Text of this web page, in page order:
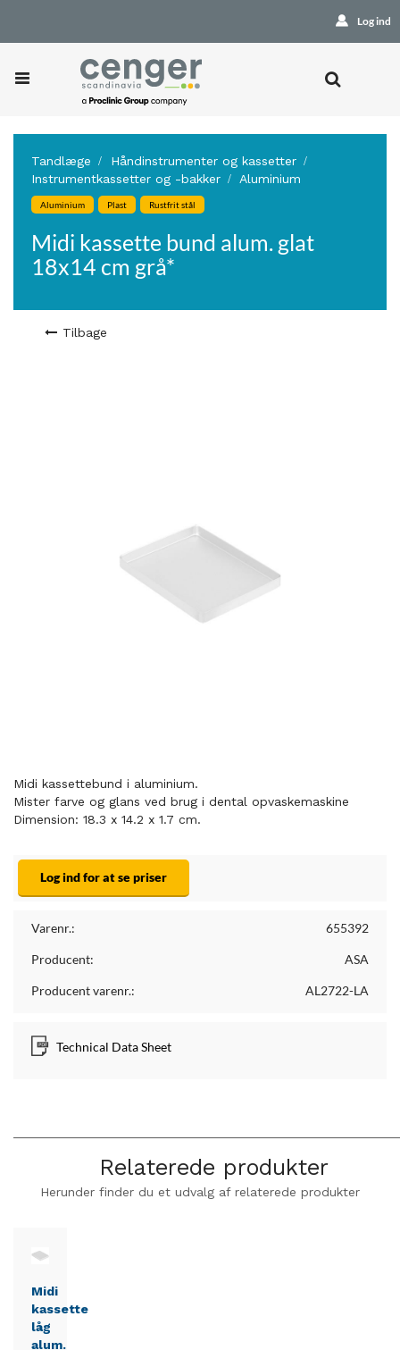
Log ind
Tandlæge
Håndinstrumenter og kassetter
Instrumentkassetter og -bakker
Aluminium
Aluminium Plast Rustfrit stål
Midi kassette bund alum. glat
18x14 cm grå*
Tilbage
Midi kassettebund i aluminium.
Mister farve og glans ved brug i dental opvaskemaskine
Dimension: 18.3 x 14.2 x 1.7 cm.
Log ind for at se priser
Varenr.: 655392
Producent: ASA
Producent varenr.: AL2722-LA
Technical Data Sheet
Relaterede produkter
Herunder finder du et udvalg af relaterede produkter
Midi
kassette
låg
alum.